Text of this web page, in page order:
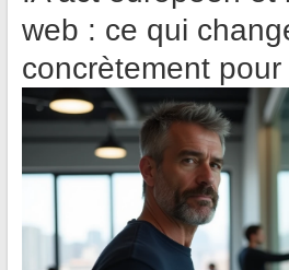
web : ce qui
concrètement